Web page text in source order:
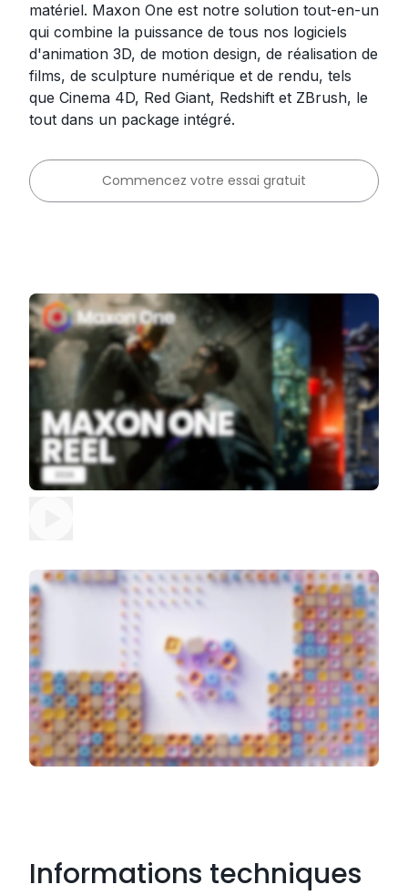
matériel. Maxon One est notre solution tout-en-un
qui combine la puissance de tous nos logiciels
d'animation 3D, de motion design, de réalisation de
films, de sculpture numérique et de rendu, tels
que Cinema 4D, Red Giant, Redshift et ZBrush, le
tout dans un package intégré.
Commencez votre essai gratuit
Informations techniques